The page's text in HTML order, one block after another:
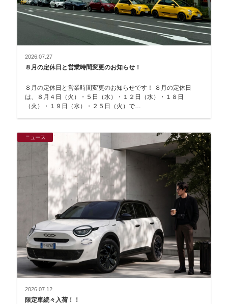
2026.07.27
８月の定休日と営業時間変更のお知らせ！
８月の定休日と営業時間変更のお知らせです！ ８月の定休日
は、８月４日（火）・５日（水）・１２日（水）・１８日
（火）・１９日（水）・２５日（火）で…
ニュース
2026.07.12
限定車続々入荷！！